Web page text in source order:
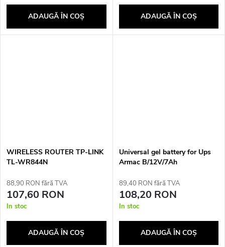
ADAUGĂ ÎN COŞ ADAUGĂ ÎN COŞ
WIRELESS ROUTER TP-LINK
TL-WR844N
88,90 RON fără TVA
107,60 RON
In stoc
ADAUGĂ ÎN COŞ
Universal gel battery for Ups
Armac B/12V/7Ah
89,40 RON fără TVA
108,20 RON
In stoc
ADAUGĂ ÎN COŞ